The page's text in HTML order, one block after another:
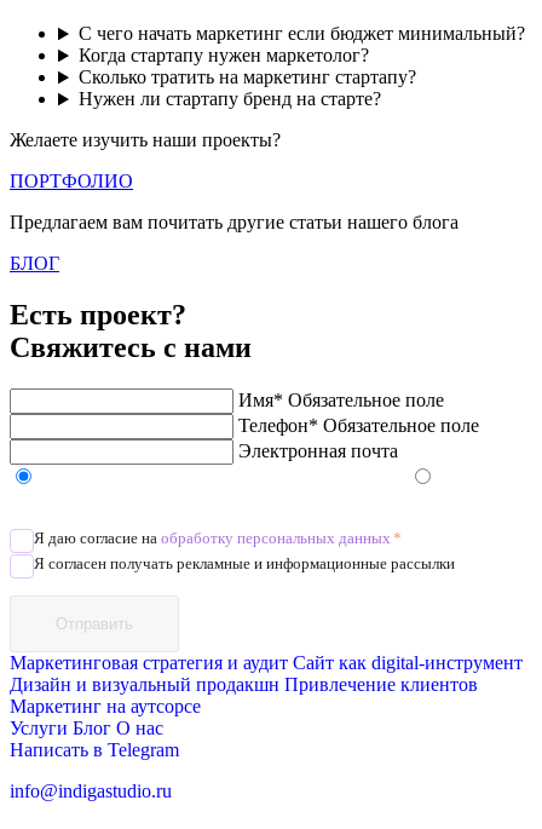
С чего начать маркетинг если бюджет минимальный?
Когда стартапу нужен маркетолог?
Сколько тратить на маркетинг стартапу?
Нужен ли стартапу бренд на старте?
Желаете изучить наши проекты?
ПОРТФОЛИО
Предлагаем вам почитать другие статьи нашего блога
БЛОГ
Есть проект?
Свяжитесь с нами
Имя* Обязательное поле
Телефон* Обязательное поле
Электронная почта
Я даю согласие на обработку персональных данных *
Я согласен получать рекламные и информационные рассылки
Отправить
Маркетинговая стратегия и аудит Сайт как digital-инструмент
Дизайн и визуальный продакшн Привлечение клиентов
Маркетинг на аутсорсе
Услуги Блог О нас
Написать в Telegram
info@indigastudio.ru